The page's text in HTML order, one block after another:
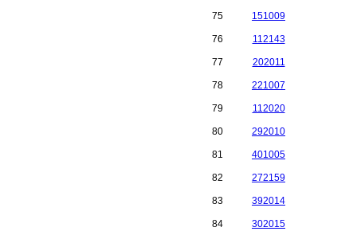
75 151009
76 112143
77 202011
78 221007
79 112020
80 292010
81 401005
82 272159
83 392014
84 302015